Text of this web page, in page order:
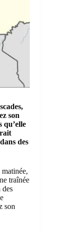
son
qu’elle
des
traînée
des
son